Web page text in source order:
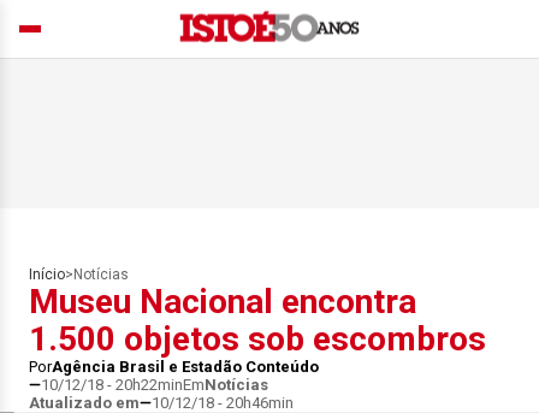
Início> Notícias
Museu Nacional encontra
1.500 objetos sob escombros
PorAgência Brasil e Estadão Conteúdo
10/12/18 - 20h22minEmNotícias
Atualizado em
10/12/18 - 20h46min